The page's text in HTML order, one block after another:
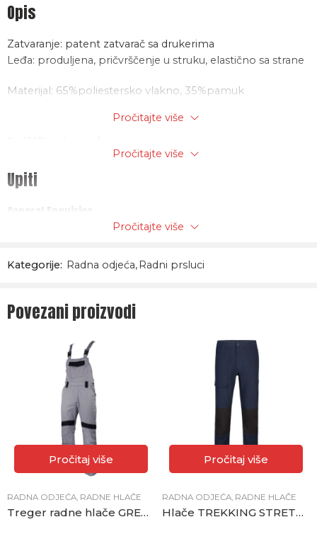
Opis
Zatvaranje: patent zatvarač sa drukerima
Leđa: produljena, pričvrščenje u struku, elastično sa strane
Materijal: 65%poliestersko vlakno, 35%pamuk
Utopljenje: 100% poliesterko vlakno, 200g/m2
Pročitajte više
Politika trgovinePročitajte više
Upiti
General Enquiries
There are no enquiries yet.Pročitajte više
Kategorije: Radna odjeća, Radni prsluci
Povezani proizvodi
Pročitaj više
RADNA ODJEĆA, RADNE HLAČE
Treger radne hlače GREENLAND sivo-crne
Pročitaj više
RADNA ODJEĆA, RADNE HLAČE
Hlače TREKKING STRETCH plave